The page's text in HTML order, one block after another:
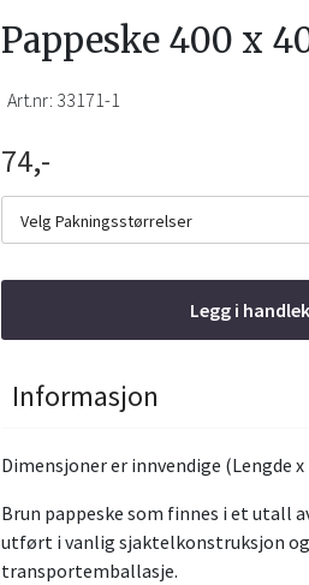
Pappeske 400 x
Art.nr: 33171-1
74,-
Velg Pakningsstørrelser
Legg i
Informasjon
Dimensjoner er innvendige (Lengde x
Brun pappeske som finnes i et utall
utført i vanlig sjaktelkonstruksjon
transportemballasje.